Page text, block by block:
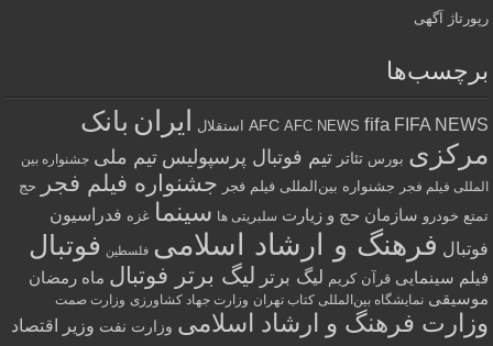
رپورتاژ آگهی
برچسب‌ها
AFC AFC NEWS fifa FIFA NEWS استقلال ایران بانک
مرکزی بورس تئاتر تیم فوتبال پرسپولیس تیم ملی جشنواره بین
المللی فیلم فجر جشنواره بین‌المللی فیلم فجر جشنواره فیلم فجر
حج
تمتع خودرو سازمان حج و زیارت سلبریتی ها سینما غزه فدراسیون
فوتبال فرهنگ و ارشاد اسلامی فلسطین فوتبال
فیلم سینمایی قرآن کریم لیگ برتر لیگ برتر فوتبال ماه رمضان
موسیقی نمایشگاه بین‌المللی کتاب تهران وزارت جهاد کشاورزی وزارت صمت
وزارت فرهنگ و ارشاد اسلامی وزارت نفت وزیر اقتصاد